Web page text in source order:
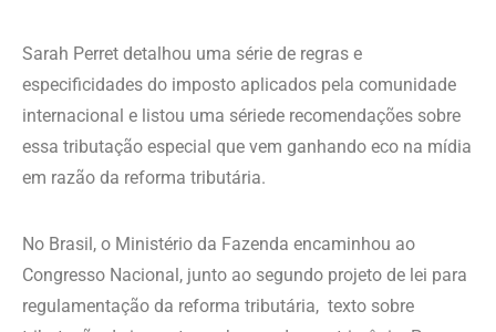
Sarah Perret detalhou uma série de regras e
especificidades do imposto aplicados pela comunidade
internacional e listou uma sériede recomendações sobre
essa tributação especial que vem ganhando eco na mídia
em razão da reforma tributária.
No Brasil, o Ministério da Fazenda encaminhou ao
Congresso Nacional, junto ao segundo projeto de lei para
regulamentação da reforma tributária, texto sobre